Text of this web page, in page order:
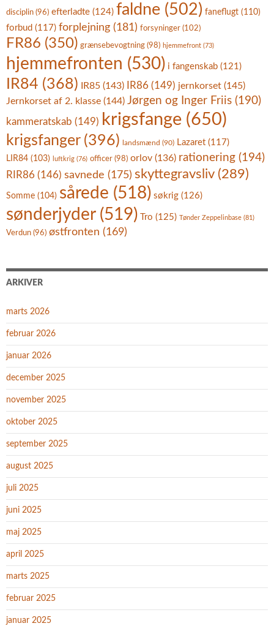
disciplin (96) efterladte (124) faldne (502) faneflugt (110)
forbud (117) forplejning (181) forsyninger (102)
FR86 (350) grænsebevogtning (98) hjemmefront (73)
hjemmefronten (530) i fangenskab (121)
IR84 (368) IR85 (143) IR86 (149) jernkorset (145)
Jernkorset af 2. klasse (144) Jørgen og Inger Friis (190)
kammeratskab (149) krigsfange (650)
krigsfanger(396) landsmænd (90) Lazaret (117)
LIR84 (103) luftkrig (76) officer (98) orlov (136) rationering (194)
RIR86 (146) savnede (175) skyttegravsliv(289)
Somme (104) sårede (518) søkrig (126)
sønderjyder(519) Tro (125) Tønder Zeppelinbase (81)
Verdun (96) østfronten (169)
ARKIVER
marts 2026
februar 2026
januar 2026
december 2025
november 2025
oktober 2025
september 2025
august 2025
juli 2025
juni 2025
maj 2025
april 2025
marts 2025
februar 2025
januar 2025